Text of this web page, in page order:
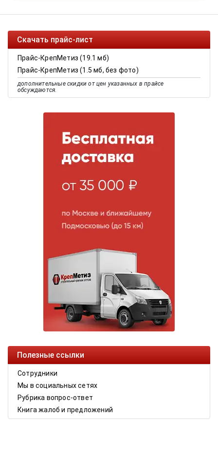
Скачать прайс-лист
Прайс-КрепМетиз (19.1 мб)
Прайс-КрепМетиз (1.5 мб, без фото)
дополнительные скидки от цен указанных в прайсе
обсуждаются.
Полезные ссылки
Сотрудники
Мы в социальных сетях
Рубрика вопрос-ответ
Книга жалоб и предложений